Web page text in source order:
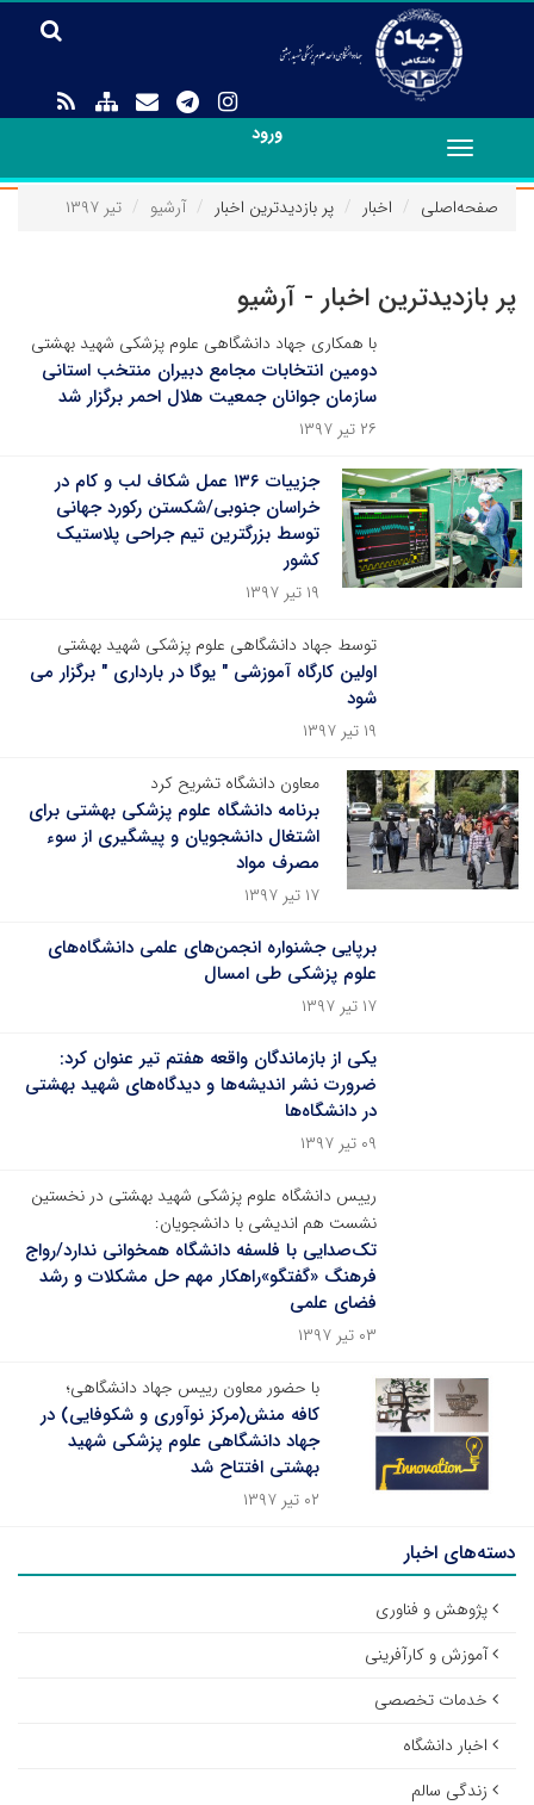
ورود
Toggle
navigation
صفحه‌اصلی
اخبار پر بازدیدترین اخبار آرشیو تیر ۱۳۹۷
پر بازدیدترین اخبار - آرشیو
با همکاری جهاد دانشگاهی علوم پزشکی شهید بهشتی
دومین انتخابات مجامع دبیران منتخب استانی
سازمان جوانان جمعیت هلال احمر برگزار شد
۲۶ تیر ۱۳۹۷
جزییات ۱۳۶ عمل شکاف لب و کام در
خراسان جنوبی/شکستن رکورد جهانی
توسط بزرگترین تیم جراحی پلاستیک
کشور
۱۹ تیر ۱۳۹۷
توسط جهاد دانشگاهی علوم پزشکی شهید بهشتی
اولین کارگاه آموزشی " یوگا در بارداری " برگزار می
شود
۱۹ تیر ۱۳۹۷
معاون دانشگاه تشریح کرد
برنامه‌ دانشگاه علوم پزشکی بهشتی برای
اشتغال دانشجویان و پیشگیری از سوء
مصرف مواد
۱۷ تیر ۱۳۹۷
برپایی جشنواره انجمن‌های علمی دانشگاه‌های
علوم پزشکی طی امسال
۱۷ تیر ۱۳۹۷
یکی از بازماندگان واقعه هفتم تیر عنوان کرد:
ضرورت نشر اندیشه‌ها و دیدگاه‌های شهید بهشتی
در دانشگاه‌ها
۰۹ تیر ۱۳۹۷
رییس دانشگاه علوم پزشکی شهید بهشتی در نخستین
نشست هم اندیشی با دانشجویان:
تک‌صدایی با فلسفه دانشگاه همخوانی ندارد/رواج
فرهنگ «گفتگو»راهکار مهم حل مشکلات و رشد
فضای علمی
۰۳ تیر ۱۳۹۷
با حضور معاون رییس جهاد دانشگاهی؛
کافه منش(مرکز نوآوری و شکوفایی) در
جهاد دانشگاهی علوم پزشکی شهید
بهشتی افتتاح شد
۰۲ تیر ۱۳۹۷
دسته‌های اخبار
پژوهش و فناوری
آموزش و کارآفرینی
خدمات تخصصی
اخبار دانشگاه
زندگی سالم